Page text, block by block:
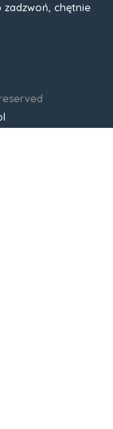
zadzwoń, chętnie